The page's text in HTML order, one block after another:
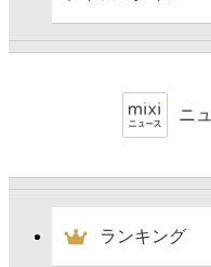
ニ
ランキング